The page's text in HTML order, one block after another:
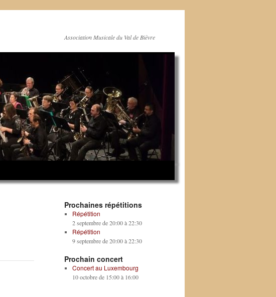
Association Musicale du Val de Bièvre
Prochaines répétitions
Répétition
2 septembre de 20:00à22:30
Répétition
9 septembre de 20:00à22:30
Prochain concert
Concert au Luxembourg
10 octobre de 15:00à 16:00